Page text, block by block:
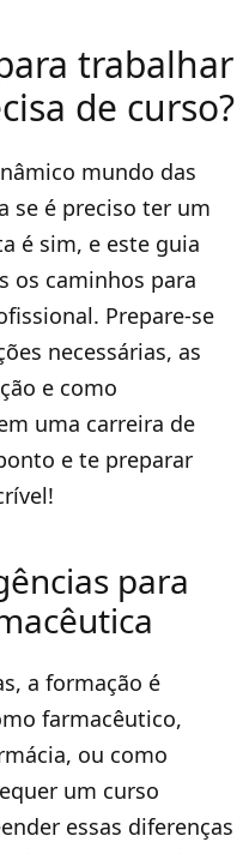
trabalhar
de curso?
mundo das
se é preciso ter um
é sim, e este guia
os caminhos para
Prepare-se
necessárias, as
e como
uma carreira de
e te preparar
para
a formação é
farmacêutico,
ou como
um curso
essas diferenças